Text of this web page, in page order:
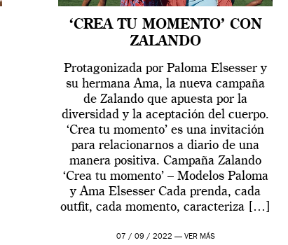
‘CREA TU MOMENTO’ CON
ZALANDO
Protagonizada por Paloma Elsesser y
su hermana Ama, la nueva campaña
de Zalando que apuesta por la
diversidad y la aceptación del cuerpo.
‘Crea tu momento’ es una invitación
para relacionarnos a diario de una
manera positiva. Campaña Zalando
‘Crea tu momento’ – Modelos Paloma
y Ama Elsesser Cada prenda, cada
outfit, cada momento, caracteriza […]
07 / 09 / 2022 — VER MÁS